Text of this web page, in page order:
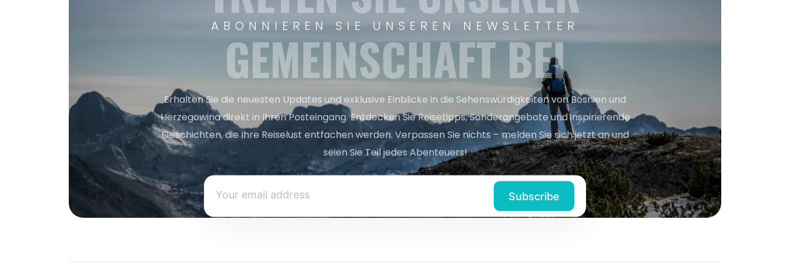
ABONNIEREN SIE UNSEREN NEWSLETTER
GEMEINSCHAFT BEI
Erhalten Sie die neuesten Updates und exklusive Einblicke in die Sehenswürdigkeiten von Bosnien und
Herzegowina direkt in Ihren Posteingang. Entdecken Sie Reisetipps, Sonderangebote und inspirierende
Geschichten, die Ihre Reiselust entfachen werden. Verpassen Sie nichts – melden Sie sich jetzt an und
seien Sie Teil jedes Abenteuers!